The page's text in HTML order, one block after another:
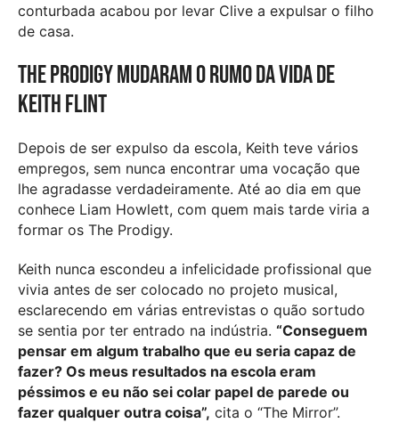
conturbada acabou por levar Clive a expulsar o filho
de casa.
The prodigy mudaram o rumo da vida de
Keith Flint
Depois de ser expulso da escola, Keith teve vários
empregos, sem nunca encontrar uma vocação que
lhe agradasse verdadeiramente. Até ao dia em que
conhece Liam Howlett, com quem mais tarde viria a
formar os The Prodigy.
Keith nunca escondeu a infelicidade profissional que
vivia antes de ser colocado no projeto musical,
esclarecendo em várias entrevistas o quão sortudo
se sentia por ter entrado na indústria. “Conseguem
pensar em algum trabalho que eu seria capaz de
fazer? Os meus resultados na escola eram
péssimos e eu não sei colar papel de parede ou
fazer qualquer outra coisa”, cita o “The Mirror”.